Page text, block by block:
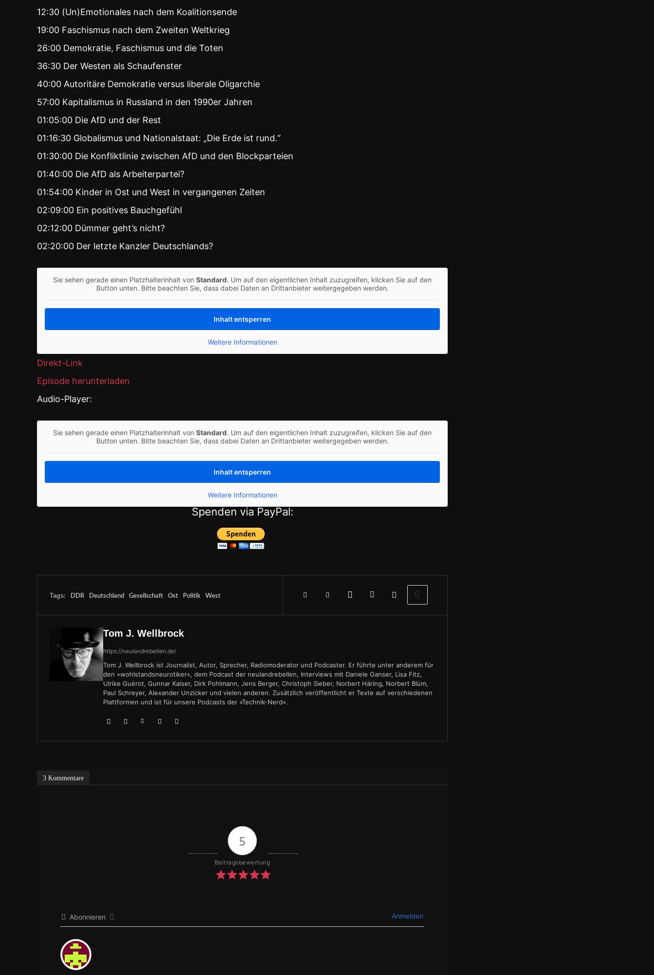
12:30 (Un)Emotionales nach dem Koalitionsende
19:00 Faschismus nach dem Zweiten Weltkrieg
26:00 Demokratie, Faschismus und die Toten
36:30 Der Westen als Schaufenster
40:00 Autoritäre Demokratie versus liberale Oligarchie
57:00 Kapitalismus in Russland in den 1990er Jahren
01:05:00 Die AfD und der Rest
01:16:30 Globalismus und Nationalstaat: „Die Erde ist rund.“
01:30:00 Die Konfliktlinie zwischen AfD und den Blockparteien
01:40:00 Die AfD als Arbeiterpartei?
01:54:00 Kinder in Ost und West in vergangenen Zeiten
02:09:00 Ein positives Bauchgefühl
02:12:00 Dümmer geht’s nicht?
02:20:00 Der letzte Kanzler Deutschlands?
Sie sehen gerade einen Platzhalterinhalt vonStandard. Um auf den eigentlichen Inhalt zuzugreifen, klicken Sie auf den
Button unten. Bitte beachten Sie, dass dabei Daten an Drittanbieter weitergegeben werden.
Inhalt entsperren
Weitere Informationen
Direkt-Link
Episode herunterladen
Audio-Player:
Sie sehen gerade einen Platzhalterinhalt vonStandard. Um auf den eigentlichen Inhalt zuzugreifen, klicken Sie auf den
Button unten. Bitte beachten Sie, dass dabei Daten an Drittanbieter weitergegeben werden.
Inhalt entsperren
Weitere Informationen
Spenden via PayPal:
Tags: DDR Deutschland Gesellschaft Ost Politik West
Tom J. Wellbrock
https://neulandrebellen.de/
Tom J. Wellbrock ist Journalist, Autor, Sprecher, Radiomoderator und Podcaster. Er führte unter anderem für
den »wohlstandsneurotiker«, dem Podcast der neulandrebellen, Interviews mit Daniele Ganser, Lisa Fitz,
Ulrike Guérot, Gunnar Kaiser, Dirk Pohlmann, Jens Berger, Christoph Sieber, Norbert Häring, Norbert Blüm,
Paul Schreyer, Alexander Unzicker und vielen anderen. Zusätzlich veröffentlicht er Texte auf verschiedenen
Plattformen und ist für unsere Podcasts der »Technik-Nerd«.
3 Kommentare
5
Beitragsbewertung
Abonnieren Anmelden